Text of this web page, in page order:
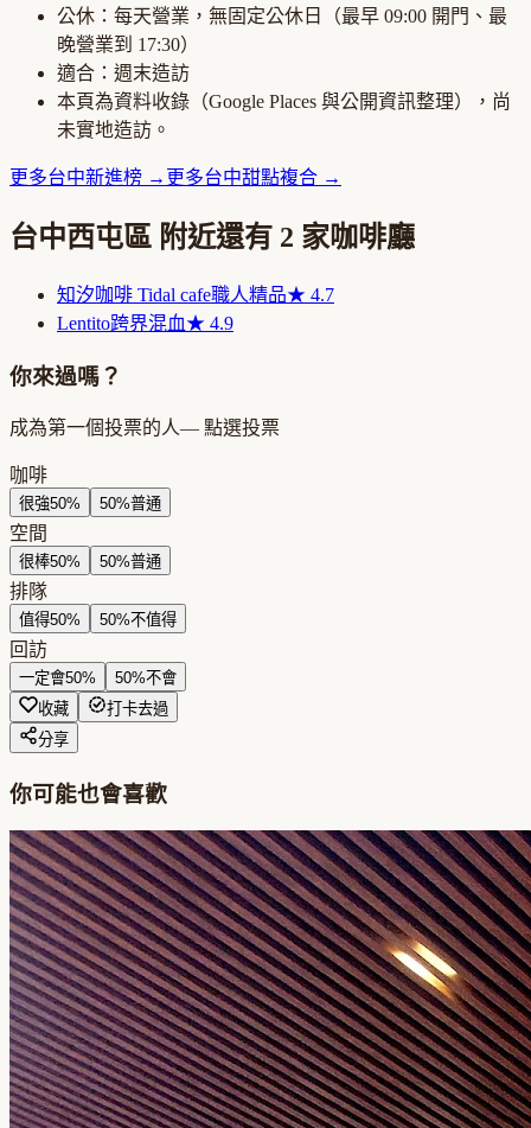
公休： 每天營業，無固定公休日 （最早 09:00 開門、最
晚營業到 17:30）
適合： 週末造訪
本頁為資料收錄（Google Places 與公開資訊整理），尚
未實地造訪。
更多台中新進榜 → 更多台中甜點複合 →
台中西屯區 附近還有 2 家咖啡廳
知汐咖啡 Tidal cafe職人精品★ 4.7
Lentito跨界混血★ 4.9
你來過嗎？
成為第一個投票的人— 點選投票
咖啡
很強50% 50%普通
空間
很棒50% 50%普通
排隊
值得50% 50%不值得
回訪
一定會50% 50%不會
收藏
打卡去過
分享
你可能也會喜歡